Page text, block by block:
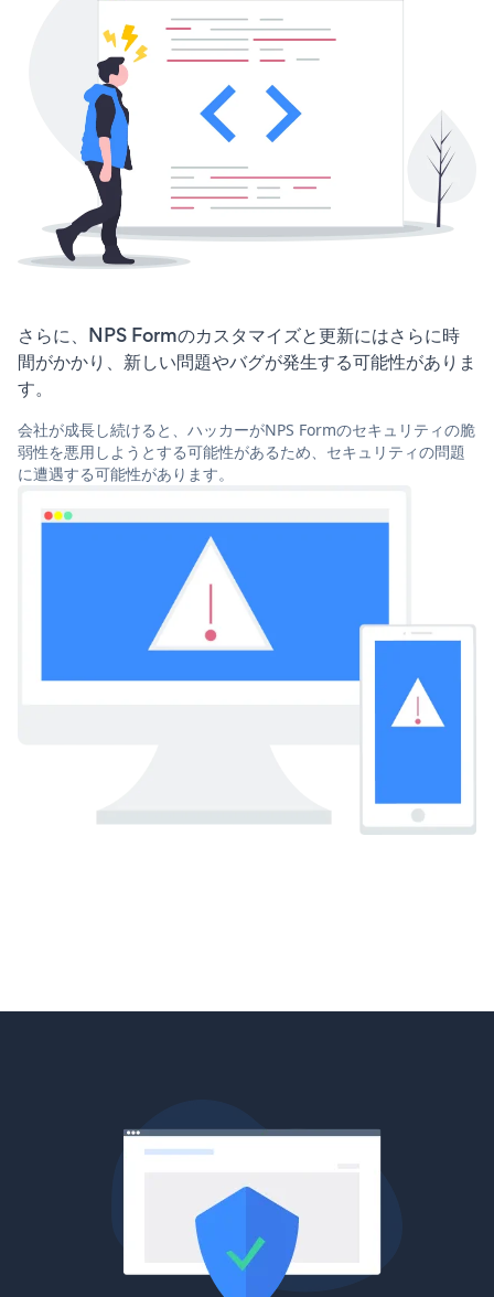
さらに、NPS Formのカスタマイズと更新にはさらに時
間がかかり、新しい問題やバグが発生する可能性がありま
す。
会社が成長し続けると、ハッカーがNPS Formのセキュリティの脆
弱性を悪用しようとする可能性があるため、セキュリティの問題
に遭遇する可能性があります。